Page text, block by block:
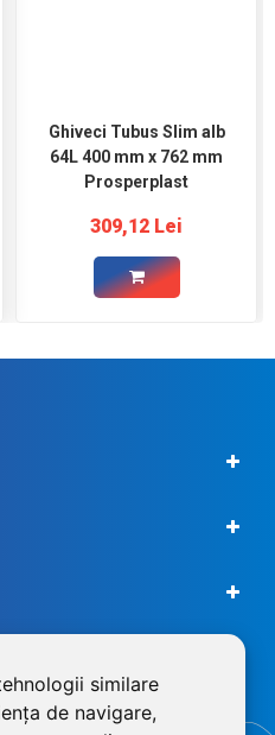
similare
de navigare,
Ghiveci Tubus Slim alb
64L 400 mm x 762 mm
Prosperplast
309,12 Lei